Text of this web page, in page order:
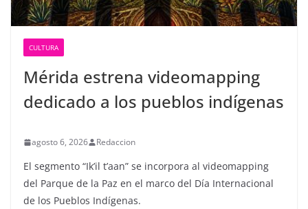
CULTURA
Mérida estrena videomapping
dedicado a los pueblos indígenas
agosto 6, 2026 Redaccion
El segmento “Ik’il t’aan” se incorpora al videomapping
del Parque de la Paz en el marco del Día Internacional
de los Pueblos Indígenas.